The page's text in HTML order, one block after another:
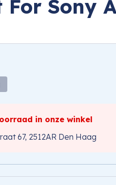
Sony
in onze winkel
67, 2512AR Den Haag